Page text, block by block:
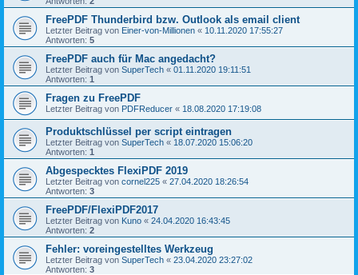
FreePDF Thunderbird bzw. Outlook als email client
Letzter Beitrag von Einer-von-Millionen « 10.11.2020 17:55:27
Antworten: 5
FreePDF auch für Mac angedacht?
Letzter Beitrag von SuperTech « 01.11.2020 19:11:51
Antworten: 1
Fragen zu FreePDF
Letzter Beitrag von PDFReducer « 18.08.2020 17:19:08
Produktschlüssel per script eintragen
Letzter Beitrag von SuperTech « 18.07.2020 15:06:20
Antworten: 1
Abgespecktes FlexiPDF 2019
Letzter Beitrag von cornel225 « 27.04.2020 18:26:54
Antworten: 3
FreePDF/FlexiPDF2017
Letzter Beitrag von Kuno « 24.04.2020 16:43:45
Antworten: 2
Fehler: voreingestelltes Werkzeug
Letzter Beitrag von SuperTech « 23.04.2020 23:27:02
Antworten: 3